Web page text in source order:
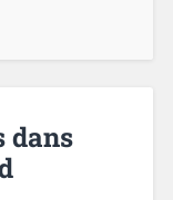
dans